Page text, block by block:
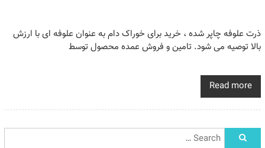
ذرت علوفه چاپر شده ، خرید برای خوراک دام به عنوان علوفه ای با ارزش
بالا توصیه می شود. تامین و فروش عمده محصول توسط
Read more